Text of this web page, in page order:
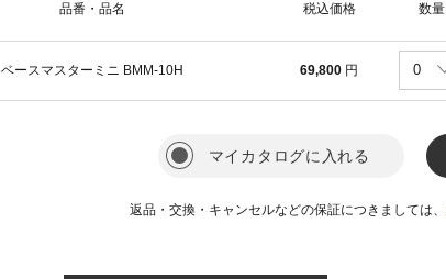
品番・品名 税込価格 数量
ベースマスターミニ BMM-10H 69,800 円
マイカタログに入れる
返品・交換・キャンセルなどの保証につきましては、